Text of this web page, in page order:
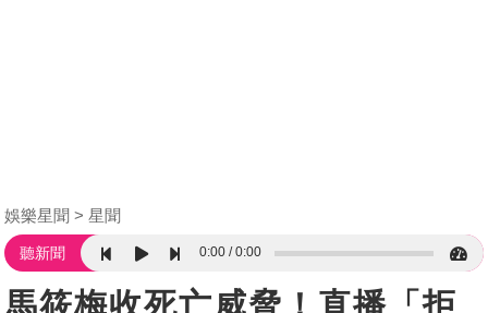
娛樂星聞 星聞
聽新聞 0:00 0:00
馬筱梅收死亡威脅！直播「拒